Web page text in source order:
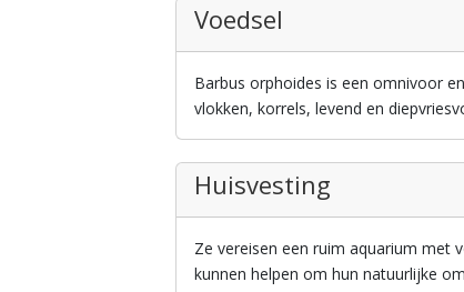
Voedsel
Barbus orphoides is een omnivoor
vlokken, korrels, levend en
Huisvesting
Ze vereisen een ruim aquarium met
kunnen helpen om hun natuurlijke